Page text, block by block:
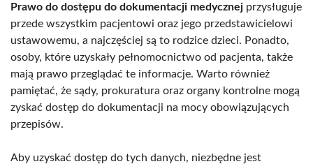
Prawo do dostępu do dokumentacji medycznej przysługuje
przede wszystkim pacjentowi oraz jego przedstawicielowi
ustawowemu, a najczęściej są to rodzice dzieci. Ponadto,
osoby, które uzyskały pełnomocnictwo od pacjenta, także
mają prawo przeglądać te informacje. Warto również
pamiętać, że sądy, prokuratura oraz organy kontrolne mogą
zyskać dostęp do dokumentacji na mocy obowiązujących
przepisów.
Aby uzyskać dostęp do tych danych, niezbędne jest